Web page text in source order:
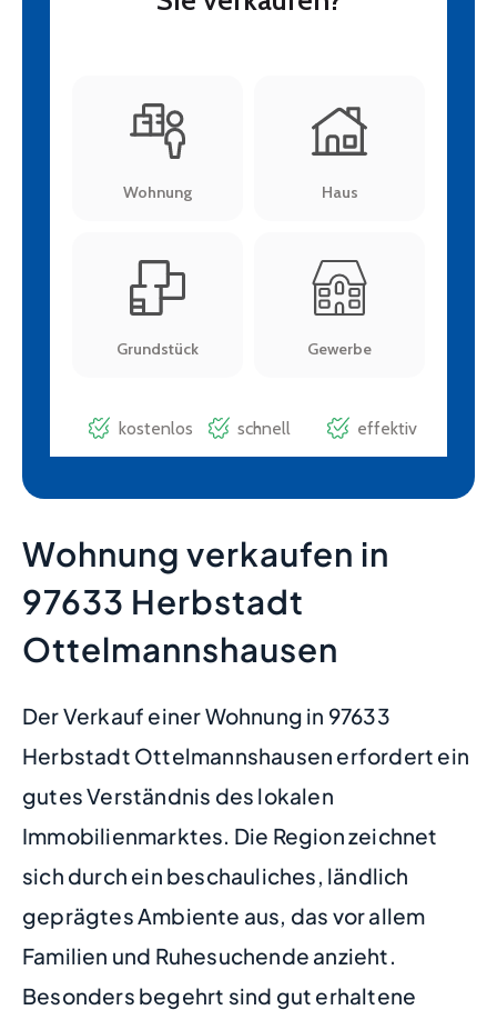
Wohnung verkaufen in
97633 Herbstadt
Ottelmannshausen
Der Verkauf einer Wohnung in 97633
Herbstadt Ottelmannshausen erfordert ein
gutes Verständnis des lokalen
Immobilienmarktes. Die Region zeichnet
sich durch ein beschauliches, ländlich
geprägtes Ambiente aus, das vor allem
Familien und Ruhesuchende anzieht.
Besonders begehrt sind gut erhaltene